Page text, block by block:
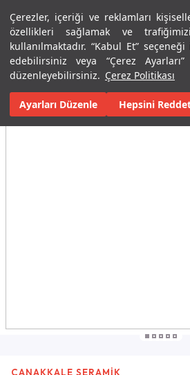
Çerezler, içeriği ve reklamları
özellikleri sağlamak ve
kullanılmaktadır. “Kabul Et”
edebilirsiniz veya “Çerez
düzenleyebilirsiniz. Çerez Politikası
Ayarları Düzenle Hepsini
Menü
Ana Sayfa Karolar Konut İçi Alanlar
Tüm Görseller(8)
ÇANAKKALE SERAMİK